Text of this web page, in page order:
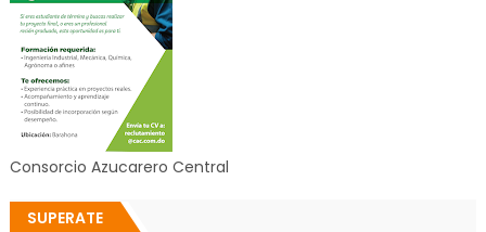
Consorcio Azucarero Central
SUPERATE